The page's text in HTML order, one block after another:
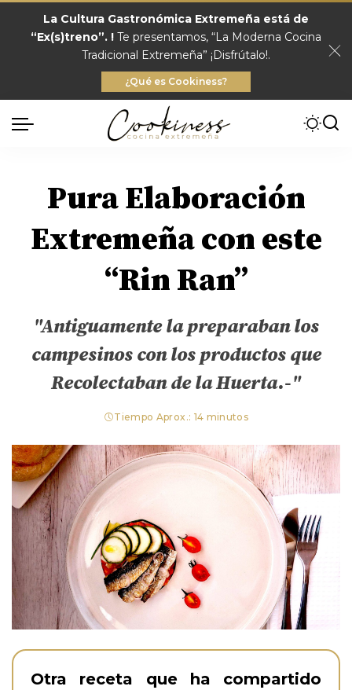
La Cultura Gastronómica Extremeña está de
“Ex(s)treno”. ! Te presentamos, “La Moderna Cocina
Tradicional Extremeña” ¡Disfrútalo!.
¿Qué es Cookiness?
Pura Elaboración
Extremeña con este
“Rin Ran”
"Antiguamente la preparaban los
campesinos con los productos que
Recolectaban de la Huerta.-"
Tiempo Aprox.: 14 minutos
Otra receta que ha compartido